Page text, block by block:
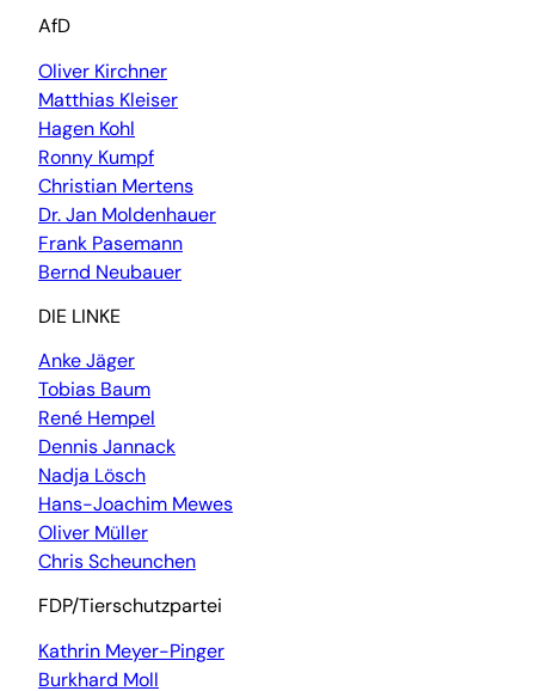
AfD
Oliver Kirchner
Matthias Kleiser
Hagen Kohl
Ronny Kumpf
Christian Mertens
Dr. Jan Moldenhauer
Frank Pasemann
Bernd Neubauer
DIE LINKE
Anke Jäger
Tobias Baum
René Hempel
Dennis Jannack
Nadja Lösch
Hans-Joachim Mewes
Oliver Müller
Chris Scheunchen
FDP/Tierschutzpartei
Kathrin Meyer-Pinger
Burkhard Moll